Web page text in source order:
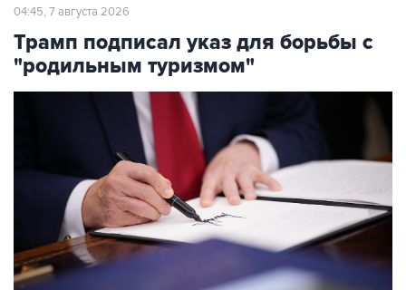
04:45, 7 августа 2026
Трамп подписал указ для борьбы с
"родильным туризмом"